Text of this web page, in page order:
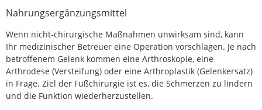
Nahrungsergänzungsmittel
Wenn nicht-chirurgische Maßnahmen unwirksam sind, kann
Ihr medizinischer Betreuer eine Operation vorschlagen. Je nach
betroffenem Gelenk kommen eine Arthroskopie, eine
Arthrodese (Versteifung) oder eine Arthroplastik (Gelenkersatz)
in Frage. Ziel der Fußchirurgie ist es, die Schmerzen zu lindern
und die Funktion wiederherzustellen.